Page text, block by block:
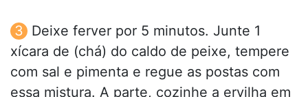
Deixe ferver por 5 minutos. Junte 1
xícara de (chá) do caldo de peixe, tempere
com sal e pimenta e regue as postas com
essa mistura. A parte, cozinhe a ervilha em